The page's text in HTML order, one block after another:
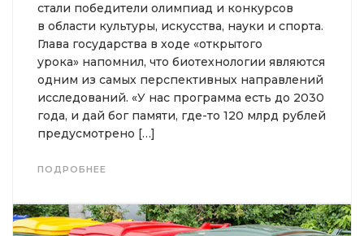
стали победители олимпиад и конкурсов
в области культуры, искусства, науки и спорта.
Глава государства в ходе «открытого
урока» напомнил, что биотехнологии являются
одним из самых перспективных направлений
исследований. «У нас программа есть до 2030
года, и дай бог памяти, где-то 120 млрд рублей
предусмотрено […]
ПОДРОБНЕЕ